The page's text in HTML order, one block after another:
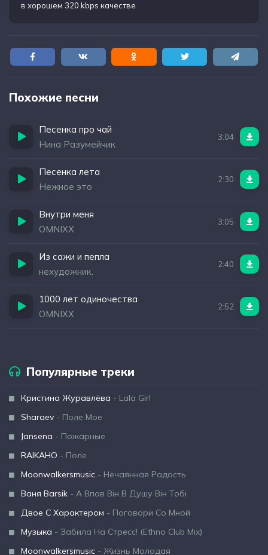
в хорошем 320 kbps качестве
Похожие песни
Песенка про чай
Нина Разумейчик
3:04
Песенка лета
Нежное это
2:30
Внутри меня
OMNIXX
3:05
Из сажи и пепла
нехудожник.
2:40
1000 лет одиночества
OMNIXX
2:52
Популярные треки
Кристина Журавлёва - Lala Girl
Sharaev - Поле Мое
Jansena - Пожарные
RAIKAHO - Поле
Moonwalkersmusic - Нечаянная Радость
Ваня Barsik - А Впав Він В Душу Він Тобі
Двое С Характером - Поговори Со Мной
Музыка - Забила На Стресс! (Ethno Club Mix)
Moonwalkersmusic - Жизнь Молодая